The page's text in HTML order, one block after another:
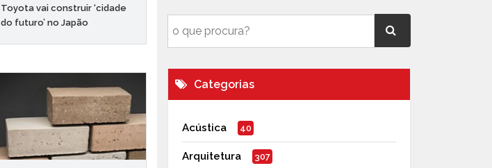
Toyota vai construir ‘cidade
do futuro’ no Japão
Categorias
Acústica 40
Arquitetura 307